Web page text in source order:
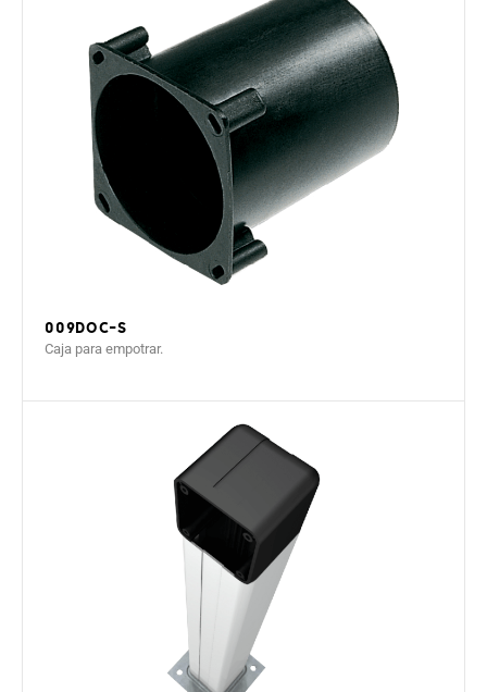
009DOC-S
Caja para empotrar.